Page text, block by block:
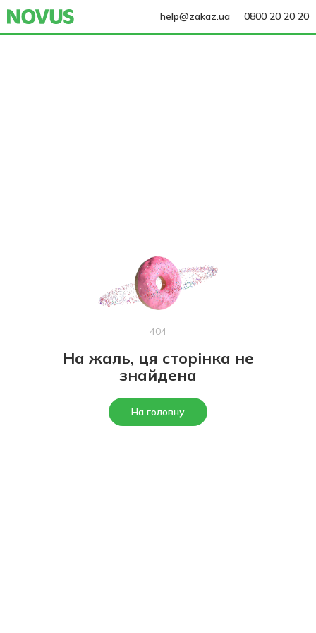
help@zakaz.ua 0800 20 20 20
404
На жаль, ця сторінка не
знайдена
На головну